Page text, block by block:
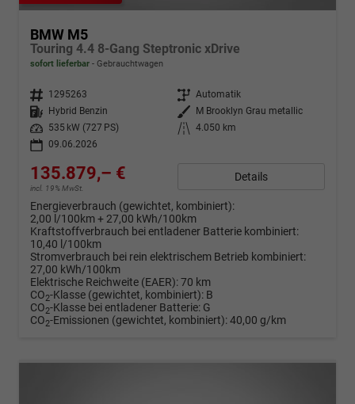
BMW M5
Touring 4.4 8-Gang Steptronic xDrive
sofort lieferbar Gebrauchtwagen
Fahrzeugnr. 1295263 Getriebe Automatik
Kraftstoff
Hybrid Benzin Außenfarbe
M Brooklyn Grau metallic
Leistung
535 kW (727 PS) Kilometerstand
4.050 km
09.06.2026
135.879,– €
incl. 19% MwSt.
Details
Energieverbrauch (gewichtet, kombiniert):
2,00 l/100km + 27,00 kWh/100km
Kraftstoffverbrauch bei entladener Batterie kombiniert:
10,40 l/100km
Stromverbrauch bei rein elektrischem Betrieb kombiniert:
27,00 kWh/100km
Elektrische Reichweite (EAER):70 km
CO2-Klasse (gewichtet, kombiniert): B
CO2-Klasse bei entladener Batterie: G
CO2-Emissionen (gewichtet, kombiniert):40,00 g/km